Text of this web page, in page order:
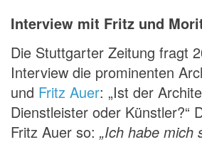
Interview mit Fritz und
Die Stuttgarter Zeitung fragt
Interview die prominenten
und Fritz Auer: „Ist der
Dienstleister oder Künstler?“
Fritz Auer so: „Ich habe mich